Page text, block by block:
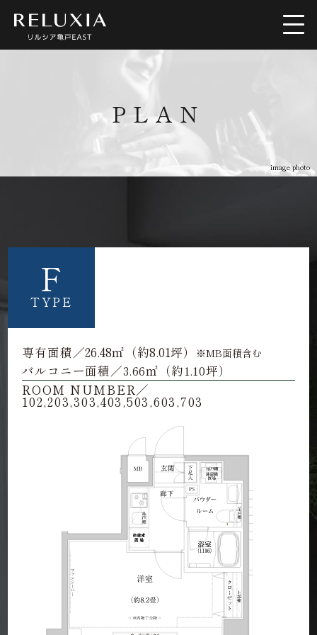
デザイン
間取り 設備仕様
image photo
PLAN
F
TYPE
専有面積／26.48㎡（約8.01坪） ※MB面積含む
バルコニー面積／3.66㎡（約1.10坪）
ROOM NUMBER／
102,203,303,403,503,603,703